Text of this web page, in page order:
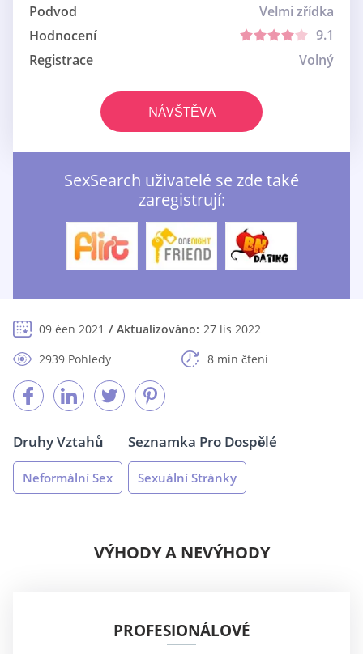
Podvod
Velmi zřídka
Hodnocení
9.1
Registrace
Volný
NÁVŠTĚVA
SexSearch uživatelé se zde také
zaregistrují:
09 èen 2021 Aktualizováno: 27 lis 2022
2939 Pohledy
8 min čtení
Druhy Vztahů
Neformální Sex
Seznamka Pro Dospělé
Sexuální Stránky
VÝHODY A NEVÝHODY
PROFESIONÁLOVÉ